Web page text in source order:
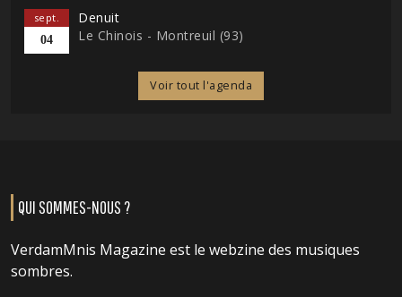
sept.
04
Denuit
Le Chinois - Montreuil (93)
Voir tout l'agenda
QUI SOMMES-NOUS ?
VerdamMnis Magazine est le webzine des musiques
sombres.